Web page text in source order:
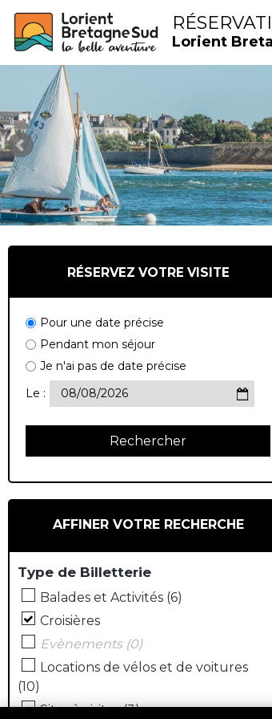
Lorient
RÉSERVEZ VOTRE VISITE
Pour une date précise
Pendant mon séjour
Je n'ai pas de date précise
Le :
AFFINER VOTRE RECHERCHE
Type de Billetterie
Balades et Activités (6)
Croisières
Evènements (0)
Locations de vélos et de voitures
(10)
Sites à visiter(3)